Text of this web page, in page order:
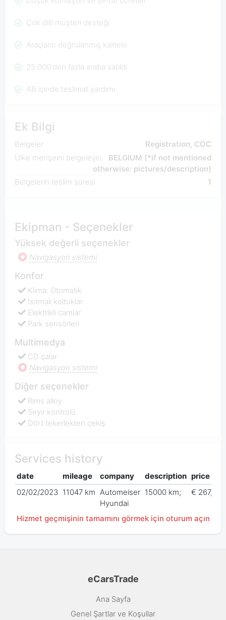
Çok dilli müşteri desteği
Araçların doğrulanmış kalitesi
25.000'den fazla araba satıldı
AB içinde teslimat yardımı
Ek Bilgi
Belgeler
Registration, COC
Ülke menşeini belgeleyin
BELGIUM (*if not mentioned
otherwise: pictures/description)
Belgelerin teslim süresi
1
Ekipman - Seçenekler
Yüksek değerli seçenekler
Navigasyon sistemi
Konfor
Klima: Otomatik
Isıtmalı koltuklar
Elektrikli camlar
Park sensörleri
Multimedya
CD çalar
Navigasyon sistemi
Diğer seçenekler
Rims alloy
Seyir kontrolü
Dört tekerlekten çekiş
Services history
date mileage company description price
02/02/2023 11047 km Automeiser
Hyundai
15000 km; € 267,83
Hizmet geçmişinin tamamını görmek için oturum açın
eCarsTrade
Ana Sayfa
Genel Şartlar ve Koşullar